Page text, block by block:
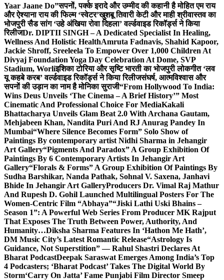
Yaar Jaane Do”सपनों, पक्के इरादे और उम्मीद की कहानी है मोहित एम राय
और ऐश्याना राय की फिल्म ‘स्वेटर’खुशबू तिवारी केटी और माही श्रीवास्तव का
भोजपुरी सैड सांग ‘उहे अंखिया रोवा दिहला’ वर्ल्डवाइड रिकॉर्ड्स ने किया
रिलीजDr. DIPTII SINGH – A Dedicated Specialist In Healing,
Wellness And Holistic HealthAmruta Fadnavis, Shahid Kapoor,
Jackie Shroff, Sreeleela To Empower Over 1,000 Children At
Divyaj Foundation Yoga Day Celebration At Dome, SVP
Stadium, Worliइशिका टोरिया और सृष्टि भारती का भोजपुरी लोकगीत ‘लव
यू कहबे करब’ वर्ल्डवाइड रिकॉर्ड्स ने किया रिलीजसंघर्ष, आत्मविश्वास और
सपनों की उड़ान का नाम है मोनिका सुराजी“From Hollywood To India:
Wins Deus Unveils ‘The Cinema – A Brief History’” Most
Cinematic And Professional Choice For MediaKakali
Bhattacharya Unveils Glam Beat 2.0 With Archana Gautam,
Mehjabeen Khan, Nandita Puri And RJ Anurag Pandey In
Mumbai“Where Silence Becomes Form” Solo Show of
Paintings By contemporary artist Nidhi Sharma in Jehangir
Art Gallery“Pigments And Paradox” A Group Exhibition Of
Paintings By 6 Contemporary Artists In Jehangir Art
Gallery“Florals & Forms” A Group Exhibition Of Paintings By
Sudha Barshikar, Nanda Pathak, Sohnal V. Saxena, Janhavi
Bhide In Jehangir Art GalleryProducers Dr. Vimal Raj Mathur
And Rupesh D. Gohil Launched Multilingual Posters For The
Women-Centric Film “Abhaya”“Jiski Lathi Uski Bhains –
Season 1”: A Powerful Web Series From Producer MK Rajput
That Exposes The Truth Between Power, Authority, And
Humanity…Diksha Sharma Features In ‘Hathon Me Hath’,
DM Music City’s Latest Romantic Release“Astrology Is
Guidance, Not Superstition” — Rahul Shastri Declares At
Bharat PodcastDeepak Saraswat Emerges Among India’s Top
4 Podcasters; ‘Bharat Podcast’ Takes The Digital World By
Storm‘Carry On Jatta’ Fame Punjabi Film Director Smeep